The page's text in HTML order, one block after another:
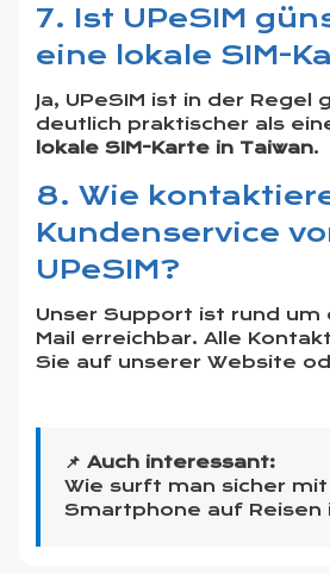
7. Ist UPeSIM
eine lokale SIM-
Ja, UPeSIM ist in der Regel
deutlich praktischer als
lokale SIM-Karte in Taiwan.
8. Wie
Kundenservice
UPeSIM?
Unser Support ist rund um
Mail erreichbar. Alle
Sie auf unserer Website
📌 Auch interessant:
Wie surft man sicher
Smartphone auf Reisen